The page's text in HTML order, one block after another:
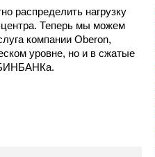
распределить нагрузку
центра. Теперь мы можем
компании Oberon,
уровне, но и в сжатые
БИНБАНКа.